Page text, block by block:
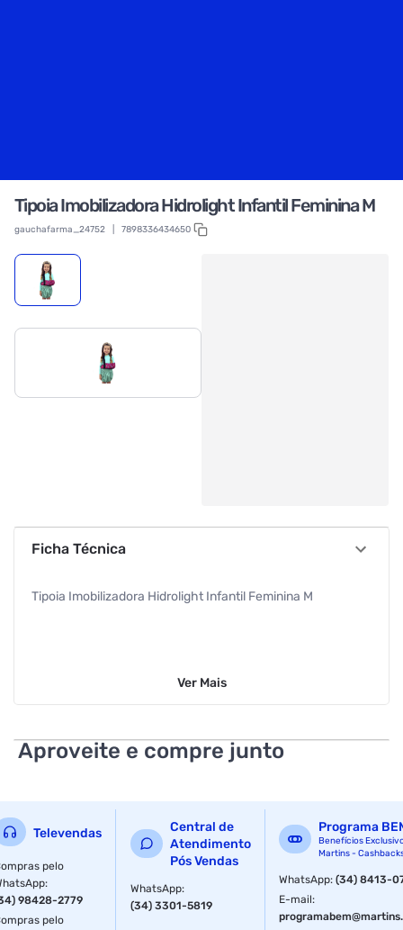
Tipoia Imobilizadora Hidrolight Infantil Feminina M
gauchafarma_24752 7898336434650
Ficha Técnica
Tipoia Imobilizadora Hidrolight Infantil Feminina M
Ver Mais
Aproveite e compre junto
Televendas
pelo
:
98428-2779
pelo
Central de
Atendimento
Pós Vendas
WhatsApp:
(34) 3301-5819
Programa
Benefícios
Martins -
WhatsApp:(34) 8413-
E-mail: